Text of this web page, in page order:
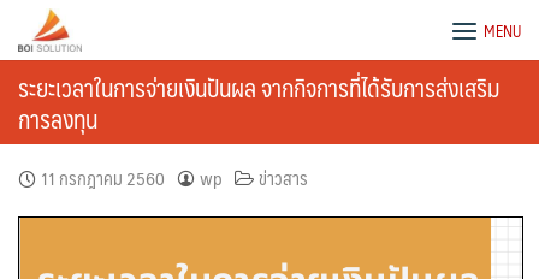
BOI Solution MENU
ระยะเวลาในการจ่ายเงินปันผล จากกิจการที่ได้รับการส่งเสริม
การลงทุน
11 กรกฎาคม 2560 wp ข่าวสาร